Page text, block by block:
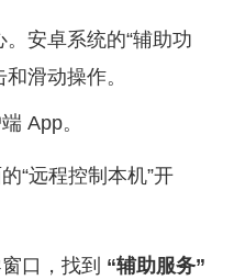
安卓系统的“辅助功
滑动操作。
App。
“远程控制本机”开
口，找到 “辅助服务”